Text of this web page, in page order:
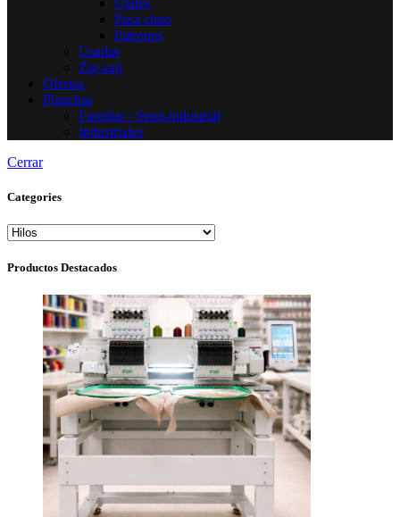
Pasa cinto
Patrones
Usadas
Zig-zag
Ofertas
Planchas
Familiar / Semi-industrial
Industriales
Cerrar
Categories
Productos Destacados